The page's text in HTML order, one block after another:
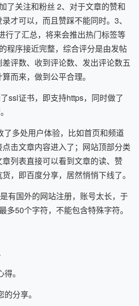
了关注和粉丝 2、对于文章的赞和
才可以，而且赞踩不能同时。3、
行了汇总，将来会推出热门标签等
程序接近完整，综合评分是由发帖
评数、收到评论数、发出评论数五
而来，做到公平合理。
ssl证书，即支持https，同时做了
多处用户体验，比如首页和频道
击文章内容进入了；网站顶部分类
列表直接可以看到文章的读、赞
，即百度分享，居然悄悄下线了。
有国外的网站注册，账号太长，于
多50个字符，不能包含特殊字符。
。
分享。